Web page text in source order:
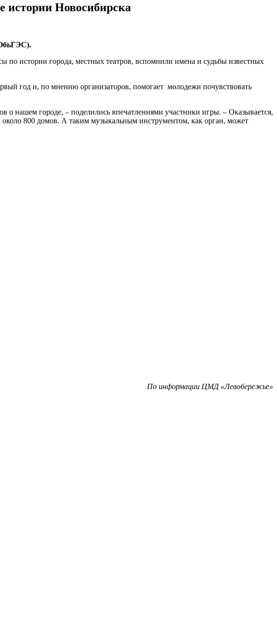
истории Новосибирска
по истории города, местных театров, вспомнили имена и судьбы известных
год и, по мнению организаторов, помогает молодежи почувствовать
нашем городе, – поделились впечатлениями участники игры. – Оказывается,
800 домов. А таким музыкальным инструментом, как орган, может
По информации ЦМД «Левобережье»